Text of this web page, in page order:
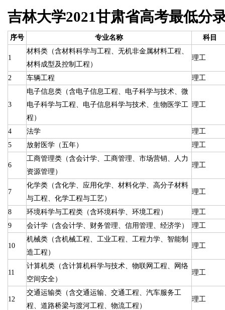
吉林大学2021甘肃省高考最低分
序号 专业名称 科目
1
材料类（含材料科学与工程、无机非金属材料工程、
材料成型及控制工程）
理工
2 车辆工程 理工
3
电子信息类（含电子信息工程、电子科学与技术、微
电子科学与工程、电子信息科学与技术、生物医学工
程）
理工
4 法学
理工
5
放射医学（五年） 理工
6
工商管理类（含会计学、工商管理、市场营销、人力
资源管理）
理工
7
化学类（含化学、应用化学、材料化学、高分子材料
与工程、化学工程与工艺）
理工
8 环境科学与工程类（含环境科学、环境工程）
理工
9
会计学（含会计学、财务管理、信用管理、经济学） 理工
10
机械类（含机械工程、工业工程、工程力学、智能制
造工程）
理工
11
计算机类（含计算机科学与技术、物联网工程、网络
空间安全）
理工
12
交通运输类（含交通运输、交通工程、汽车服务工
程、道路桥梁与渡河工程、物流工程）
理工